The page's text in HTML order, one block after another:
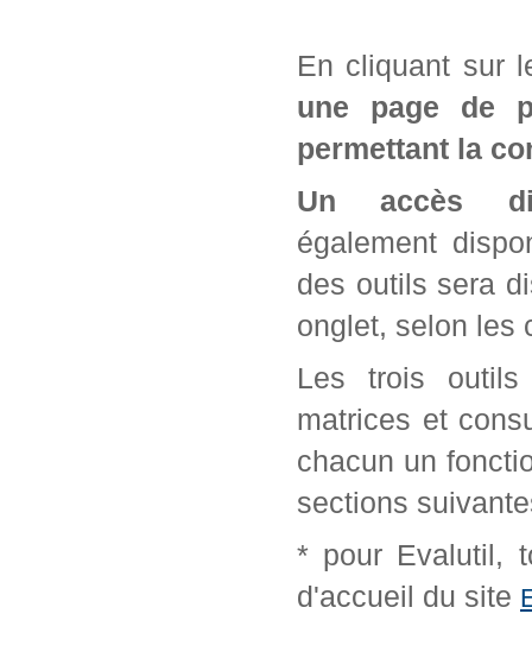
En cliquant sur
une page de
permettant la
Un accès
également
des outils sera
onglet, selon les
Les trois outils
matrices et
chacun un
sections
* pour Evalutil,
d'accueil du site